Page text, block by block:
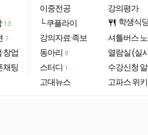
13
7
창업
채팅
이중전공
└ 쿠플라이
강의자료·족보
동아리 8
스터디 1
고대뉴스
강의평가
restaurant 학생식
셔틀버스
열람실 (실
수강신청
고파스 위키